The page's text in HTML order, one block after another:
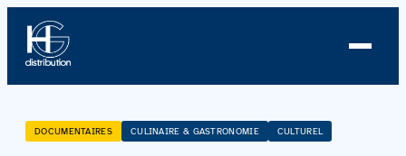
À propos
DOCUMENTAIRES CULINAIRE & GASTRONOMIE CULTUREL